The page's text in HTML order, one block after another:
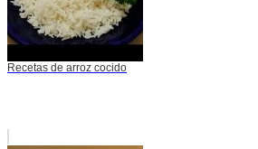
Recetas de arroz cocido